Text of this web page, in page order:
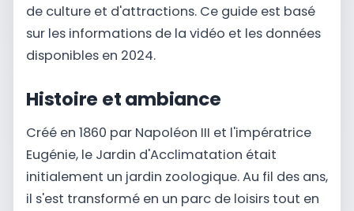
de culture et d'attractions. Ce guide est basé
sur les informations de la vidéo et les données
disponibles en 2024.
Histoire et ambiance
Créé en 1860 par Napoléon III et l'impératrice
Eugénie, le Jardin d'Acclimatation était
initialement un jardin zoologique. Au fil des ans,
il s'est transformé en un parc de loisirs tout en